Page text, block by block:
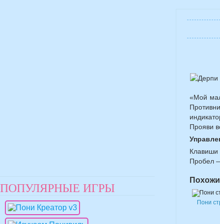
«Мой
Прояви
Клавиши
Пробел
Пони
ПОПУЛЯРНЫЕ ИГРЫ